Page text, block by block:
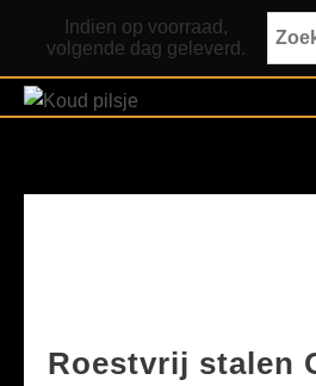
de
inhoud
Indien op voorraad,
volgende dag geleverd.
Roestvrij stalen